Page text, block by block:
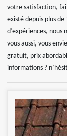
votre satisfaction,
existé depuis plus de
d’expériences, nous
vous aussi, vous
gratuit, prix
informations ?